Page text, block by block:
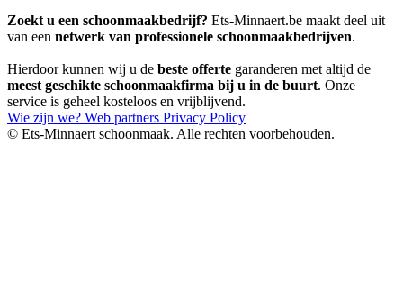
Zoekt u een schoonmaakbedrijf? Ets-Minnaert.be maakt deel uit
van een netwerk van professionele schoonmaakbedrijven.
Hierdoor kunnen wij u de beste offerte garanderen met altijd de
meest geschikte schoonmaakfirma bij u in de buurt. Onze
service is geheel kosteloos en vrijblijvend.
Wie zijn we? Web partners Privacy Policy
© Ets-Minnaert schoonmaak. Alle rechten voorbehouden.